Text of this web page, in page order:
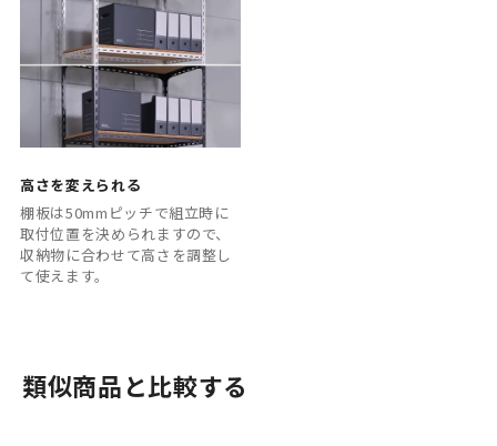
高さを変えられる
棚板は50mmピッチで組立時に
取付位置を決められますので、
収納物に合わせて高さを調整し
て使えます。
類似商品と比較する